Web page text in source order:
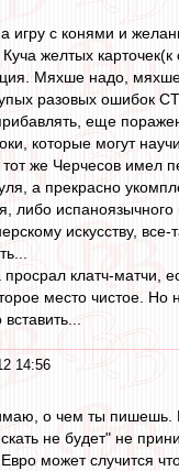
игру с конями и
желтых
Мяхше надо,
разовых ошибок
еще
которые могут
тот же Черчесов имел
а прекрасно
либо
искусству,
клатч-матчи,
место чистое. Но
14:56
о чем ты пишешь.
не будет" не
может случится